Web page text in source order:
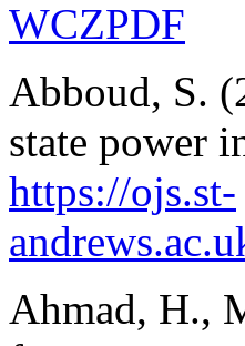
WCZPDF
Abboud, S.
state power
https://ojs.st-
Ahmad, H.,